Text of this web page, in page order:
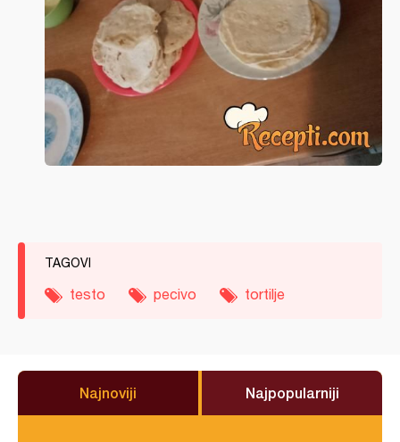
TAGOVI
testo pecivo tortilje
Najnoviji Najpopularniji